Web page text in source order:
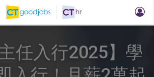
主任入行2025】學